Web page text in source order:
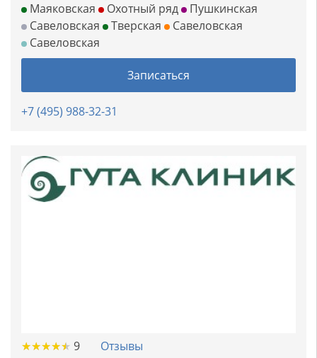
Маяковская
Охотный ряд
Пушкинская
Савеловская
Тверская
Савеловская
Савеловская
Записаться
+7 (495) 988-32-31
★★★★★
★★★★★ 9 Отзывы